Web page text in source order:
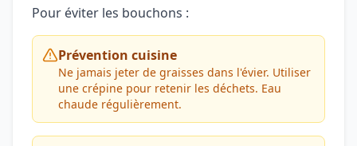
Pour éviter les bouchons :
Prévention cuisine
Ne jamais jeter de graisses dans l'évier. Utiliser
une crépine pour retenir les déchets. Eau
chaude régulièrement.